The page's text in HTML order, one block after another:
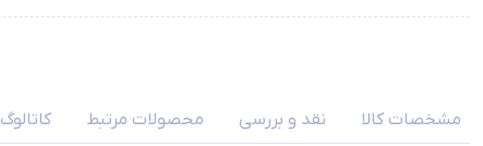
مشخصات کالا نقد و بررسی محصولات مرتبط کاتالوگ